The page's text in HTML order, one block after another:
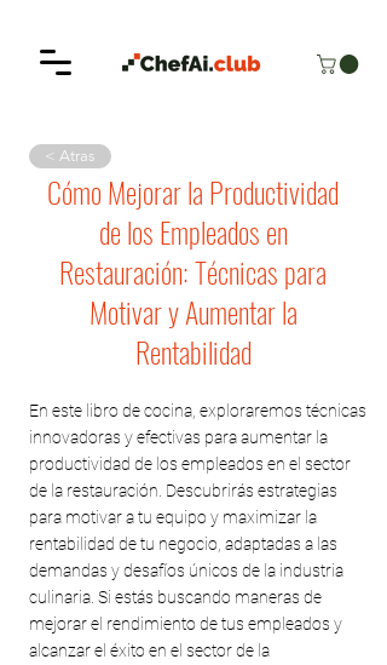
< Atras
Cómo Mejorar la Productividad
de los Empleados en
Restauración: Técnicas para
Motivar y Aumentar la
Rentabilidad
En este libro de cocina, exploraremos técnicas
innovadoras y efectivas para aumentar la
productividad de los empleados en el sector
de la restauración. Descubrirás estrategias
para motivar a tu equipo y maximizar la
rentabilidad de tu negocio, adaptadas a las
demandas y desafíos únicos de la industria
culinaria. Si estás buscando maneras de
mejorar el rendimiento de tus empleados y
alcanzar el éxito en el sector de la